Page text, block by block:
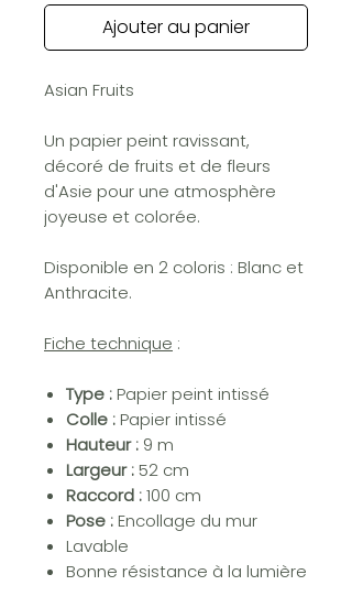
Ajouter au panier
Asian Fruits
Un papier peint ravissant,
décoré de fruits et de fleurs
d'Asie pour une atmosphère
joyeuse et colorée.
Disponible en 2 coloris : Blanc et
Anthracite.
Fiche technique :
Type : Papier peint intissé
Colle : Papier intissé
Hauteur : 9 m
Largeur :52 cm
Raccord :100 cm
Pose : Encollage du mur
Lavable
Bonne résistance à la lumière